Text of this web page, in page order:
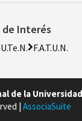
de Interés
F.A.T.U.N.
de la
| AssociaSuite